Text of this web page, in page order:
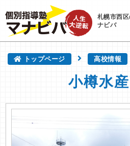
札幌市西
ナビバ
トップページ 高校情報
小樽水